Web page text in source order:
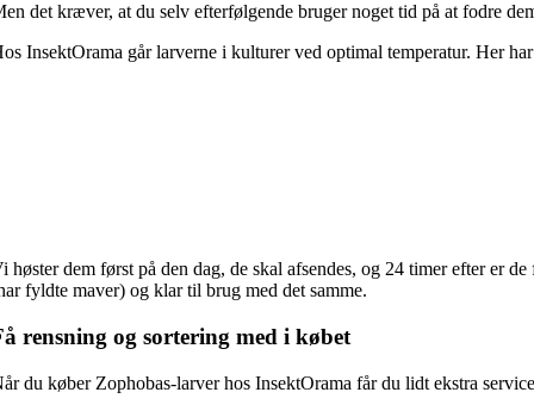
det kræver, at du selv efterfølgende bruger noget tid på at fodre
InsektOrama går larverne i kulturer ved optimal temperatur. Her
høster dem først på den dag, de skal afsendes, og 24 timer efter er
fyldte maver) og klar til brug med det samme.
rensning og sortering med i købet
du køber Zophobas-larver hos InsektOrama får du lidt ekstra